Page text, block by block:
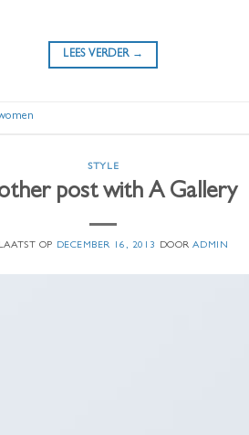
LEES VERDER →
STYLE
post with A Gallery
OP DECEMBER 16, 2013 DOORADMIN